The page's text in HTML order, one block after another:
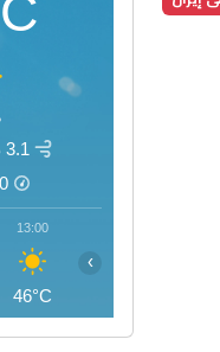
3.1 م\ث
13:00
46°C
›